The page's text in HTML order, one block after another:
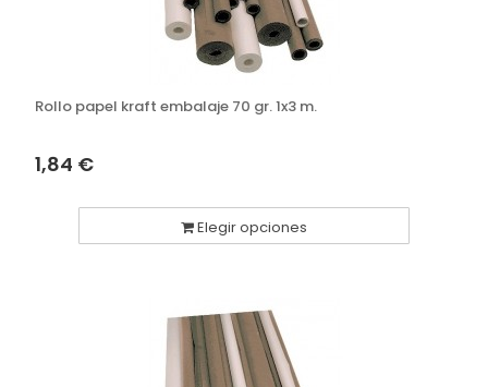
Rollo papel kraft embalaje 70 gr. 1x3 m.
1,84 €
Elegir opciones